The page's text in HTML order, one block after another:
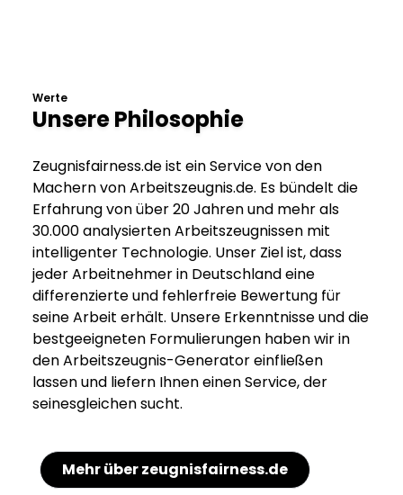
Werte
Unsere Philosophie
Zeugnisfairness.de ist ein Service von den
Machern von Arbeitszeugnis.de. Es bündelt die
Erfahrung von über 20 Jahren und mehr als
30.000 analysierten Arbeitszeugnissen mit
intelligenter Technologie. Unser Ziel ist, dass
jeder Arbeitnehmer in Deutschland eine
differenzierte und fehlerfreie Bewertung für
seine Arbeit erhält. Unsere Erkenntnisse und die
bestgeeigneten Formulierungen haben wir in
den Arbeitszeugnis-Generator einfließen
lassen und liefern Ihnen einen Service, der
seinesgleichen sucht.
Mehr über zeugnisfairness.de